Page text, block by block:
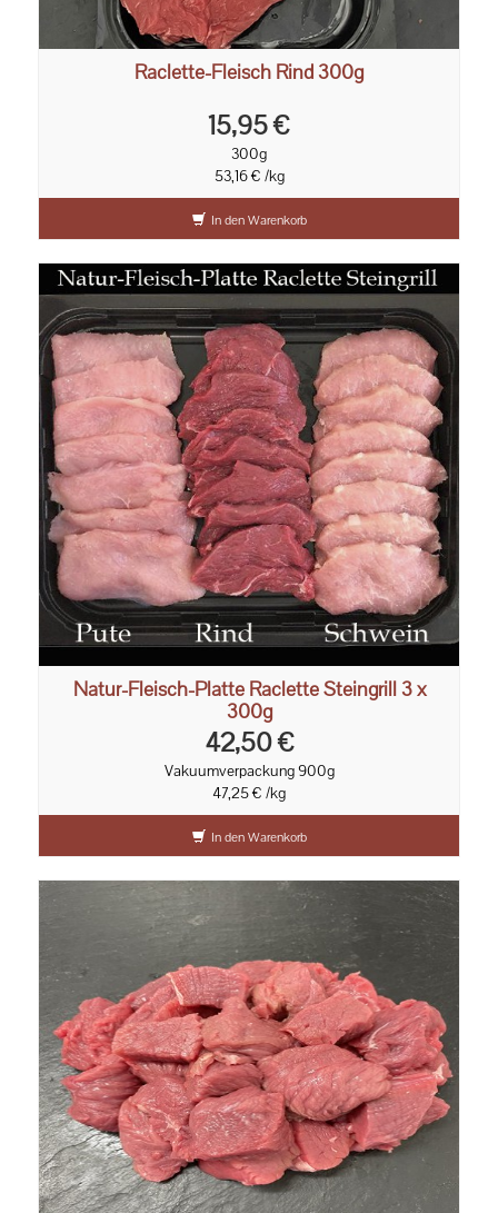
Raclette-Fleisch Rind 300g
15,95 €
300g
53,16 € /kg
In den Warenkorb
Natur-Fleisch-Platte Raclette Steingrill 3 x
300g
42,50 €
Vakuumverpackung 900g
47,25 € /kg
In den Warenkorb